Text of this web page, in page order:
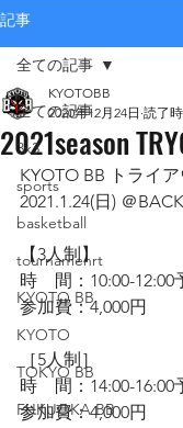
記事
全ての記事
3x3
sports
basketball
tournamenrt
KYOTO BB
KYOTO
TOKYO BB
FUKUOKA BB
全ての記事
2021season
KYOTOBB
2020年12月24日 読了
KYOTO BB トライ
2021.1.24(日) ＠
【3人制】
時　間：10:00-12:00
参加費：4,000円
［5人制］
時　間：14:00-16:00
参加費：4,000円